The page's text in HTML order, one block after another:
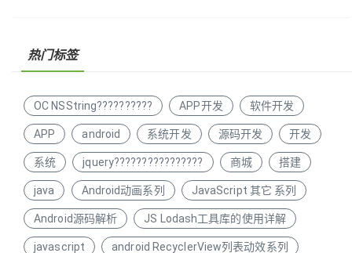
热门标签
OC NSString?????????? APP开发 软件开发
APP android 系统开发 源码开发 开发
系统 jquery???????????????? 商城 搭建
java Android动画系列 JavaScript 其它 系列
Android源码解析 JS Lodash工具库的使用详解
javascript android RecyclerView列表动效系列